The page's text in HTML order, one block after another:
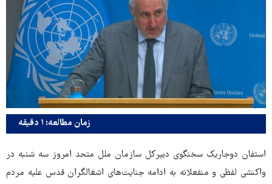
زمان مطالعه: ۱ دقیقه
استفان دوجاریک سخنگوی دبیرکل سازمان ملل متحد امروز سه شنبه در
واکنشی لفظی و منفعلانه به ادامه جنایت‌های اشغالگران قدس علیه مردم